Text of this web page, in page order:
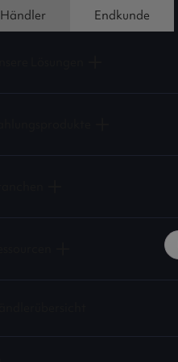
Händler Endkunde